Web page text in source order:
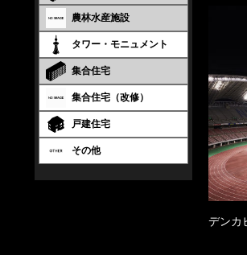
農林水産施設
タワー・モニュメント
集合住宅
集合住宅（改修）
戸建住宅
その他
デンカ